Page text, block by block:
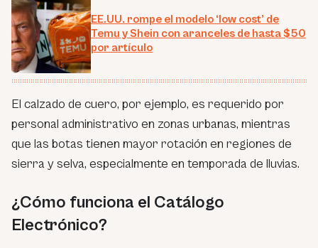
EE.UU. rompe el modelo ‘low cost’ de
Temu y Shein con aranceles de hasta $50
por artículo
El calzado de cuero, por ejemplo, es requerido por
personal administrativo en zonas urbanas, mientras
que las botas tienen mayor rotación en regiones de
sierra y selva, especialmente en temporada de lluvias.
¿Cómo funciona el Catálogo
Electrónico?